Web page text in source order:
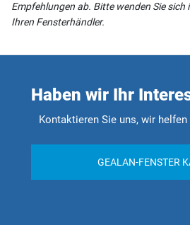
Empfehlungen ab. Bitte wenden Sie
Ihren Fensterhändler.
Haben wir Ihr
Kontaktieren Sie uns, wir helfen
GEALAN-FENSTER